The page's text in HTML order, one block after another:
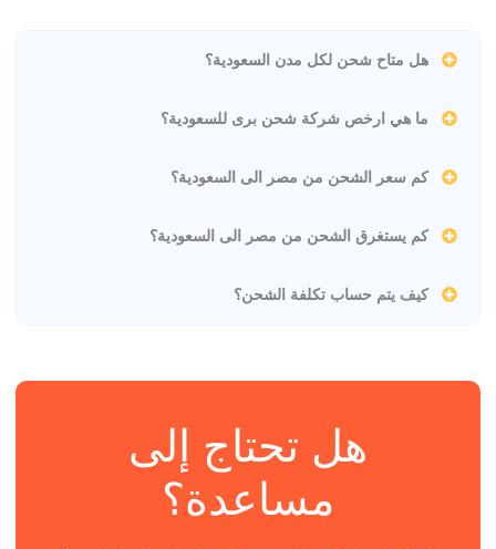
هل متاح شحن لكل مدن السعودية؟
ما هي ارخص شركة شحن برى للسعودية؟
كم سعر الشحن من مصر الى السعودية؟
كم يستغرق الشحن من مصر الى السعودية؟
كيف يتم حساب تكلفة الشحن؟
هل تحتاج إلى
مساعدة؟